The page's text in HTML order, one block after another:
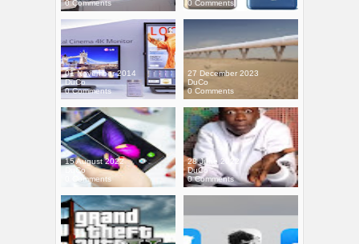
0 Comments 0 Comments
01 November 2014
DuCo
0 Comments
27 December 2023
DuCo
0 Comments
15 August 2022
DuCo
0 Comments
28 June 2022
DuCo
0 Comments